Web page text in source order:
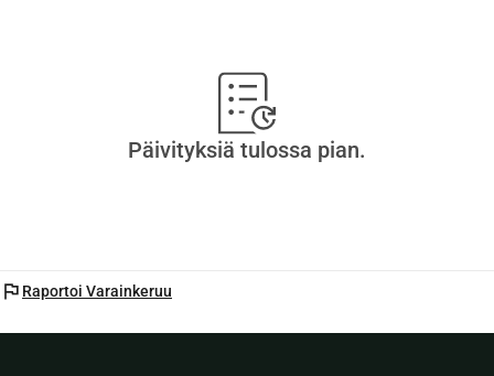
Päivityksiä tulossa pian.
flag Raportoi Varainkeruu